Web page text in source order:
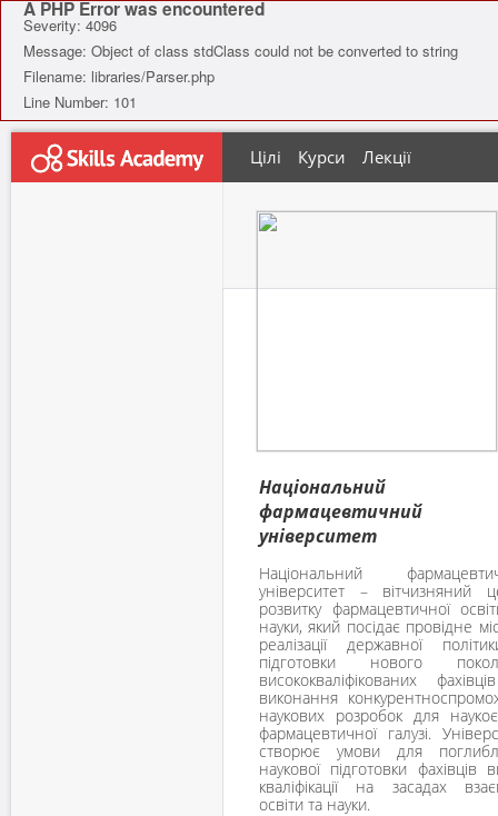
A PHP Error was encountered
Severity: 4096
Message: Object of class stdClass could not be converted to string
Filename: libraries/Parser.php
Line Number: 101
Цілі Курси Лекції
Національний
фармацевтичний
університет
Національний
університет – вітчизняний
розвитку фармацевтичної
науки, який посідає провідне
реалізації державної
підготовки нового
висококваліфікованих
виконання
наукових розробок для
фармацевтичної галузі.
створює умови для
наукової підготовки фахівців
кваліфікації на засадах
освіти та науки.